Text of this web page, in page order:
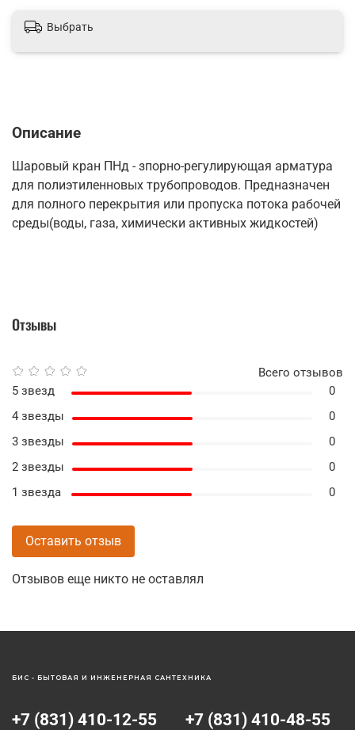
Выбрать
Описание
Шаровый кран ПНд - зпорно-регулирующая арматура
для полиэтиленновых трубопроводов. Предназначен
для полного перекрытия или пропуска потока рабочей
среды(воды, газа, химически активных жидкостей)
Отзывы
Отзывов еще никто не оставлял
Всего отзывов
5 звезд
0
4 звезды
0
3 звезды
0
2 звезды
0
1 звезда
0
Оставить отзыв
+7 (831) 410-12-55 +7 (831) 410-48-55
БИС - БЫТОВАЯ И ИНЖЕНЕРНАЯ САНТЕХНИКА